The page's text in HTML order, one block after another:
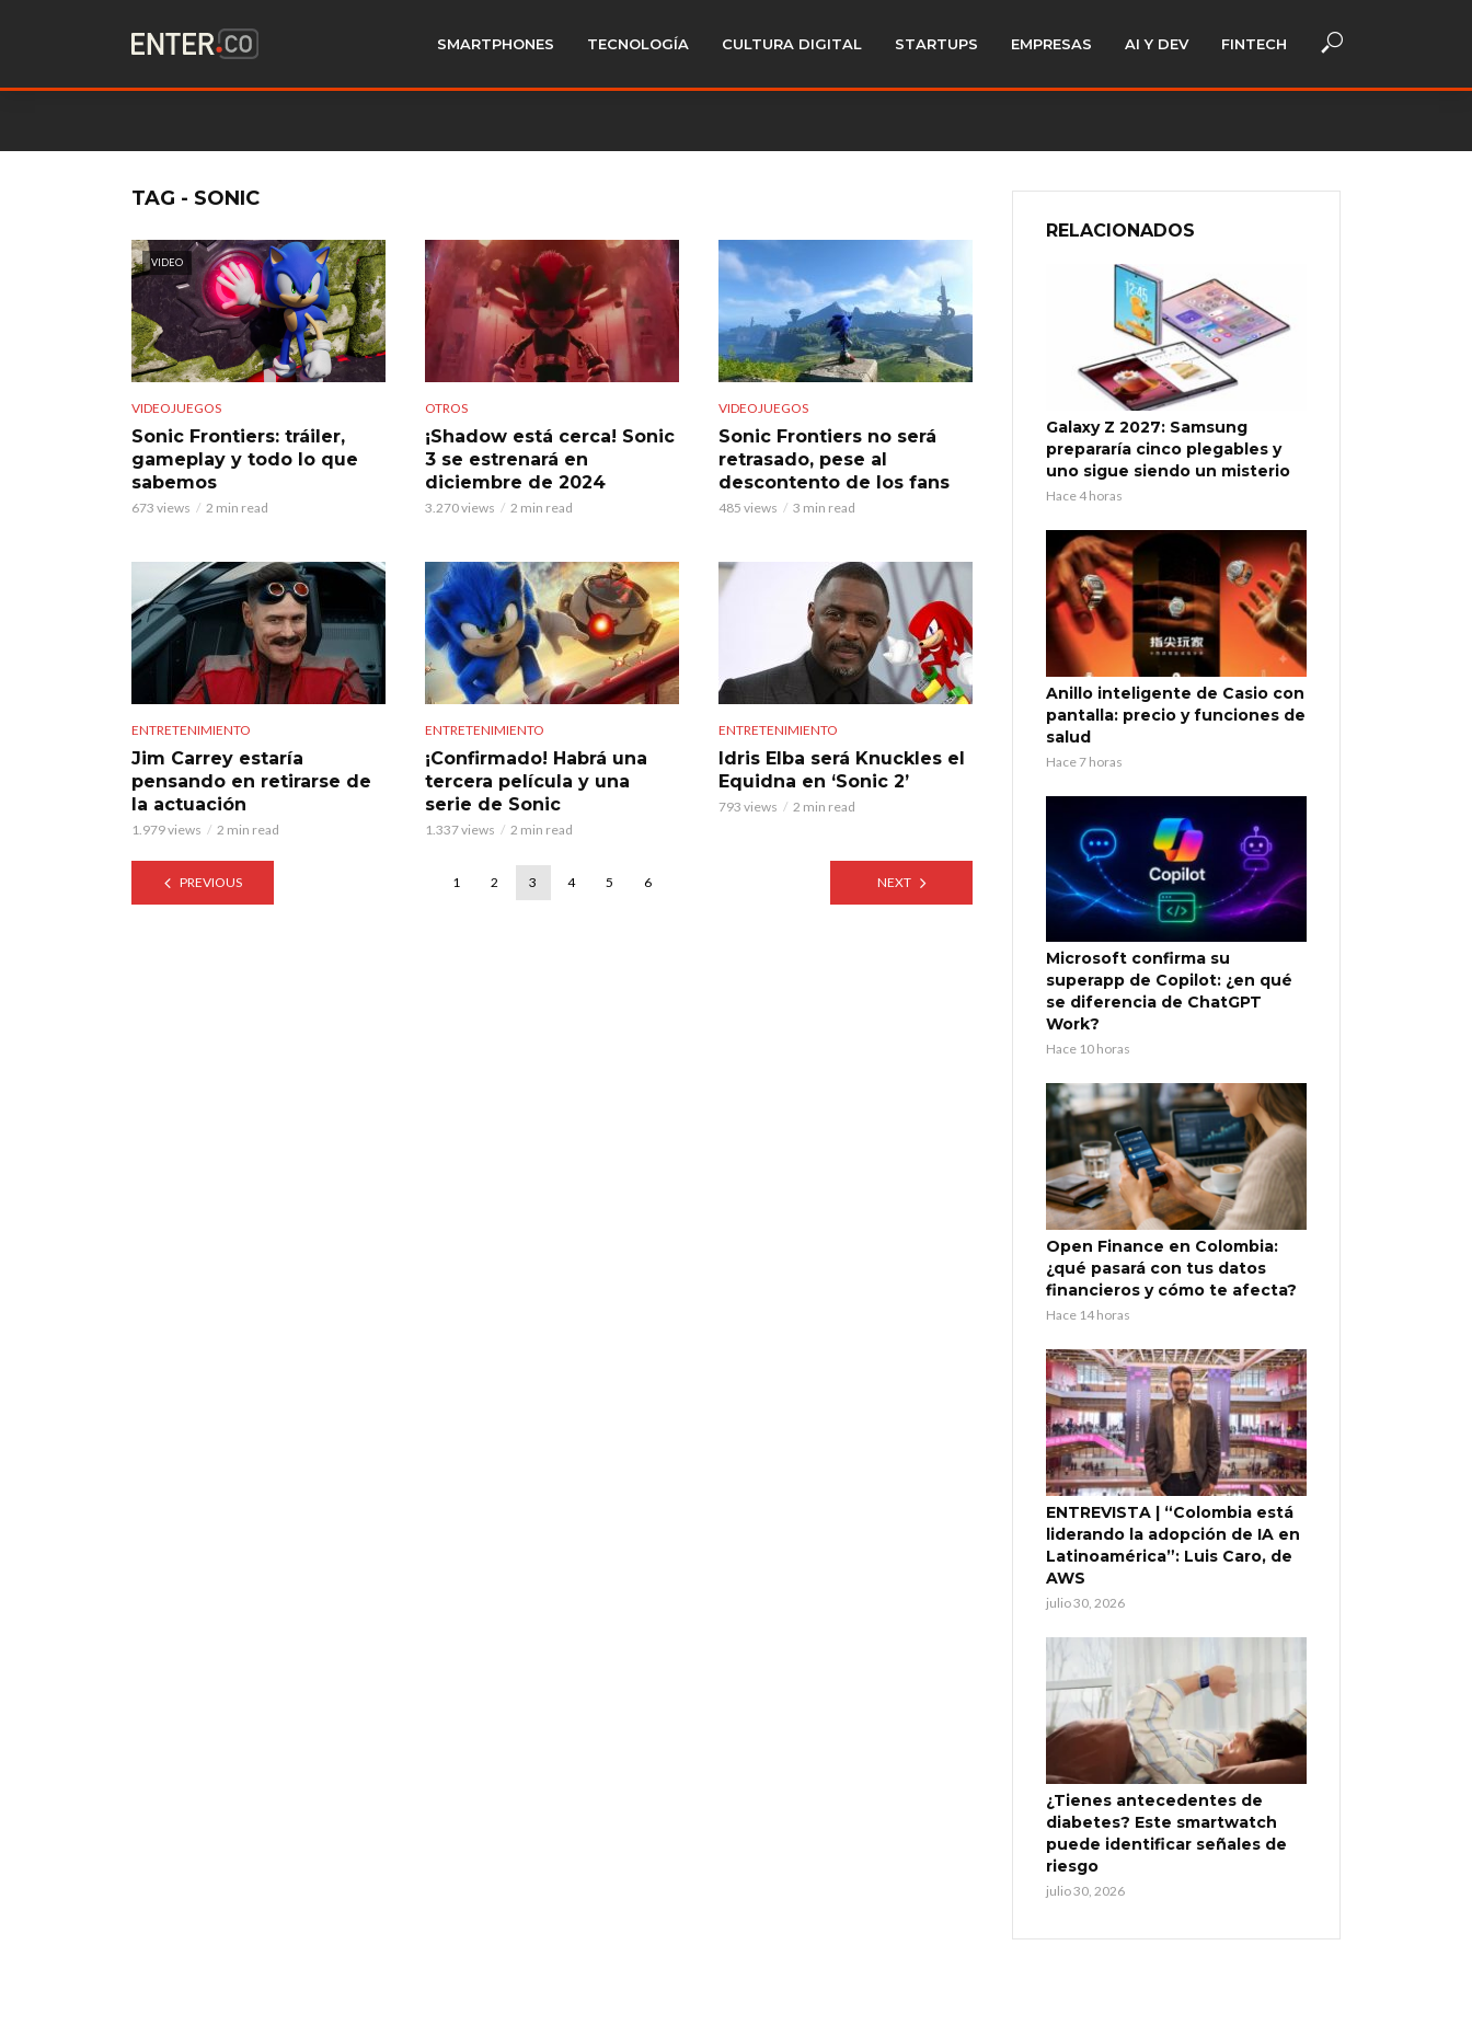
SMARTPHONES TECNOLOGÍA CULTURA DIGITAL STARTUPS EMPRESAS AI Y DEV FINTECH
TAG - SONIC
VIDEO
VIDEOJUEGOS
Sonic Frontiers: tráiler,
gameplay y todo lo que
sabemos
673 views 2 min read
OTROS
¡Shadow está cerca! Sonic
3 se estrenará en
diciembre de 2024
3.270 views 2 min read
VIDEOJUEGOS
Sonic Frontiers no será
retrasado, pese al
descontento de los fans
485 views 3 min read
ENTRETENIMIENTO
Jim Carrey estaría
pensando en retirarse de
la actuación
1.979 views 2 min read
ENTRETENIMIENTO
¡Confirmado! Habrá una
tercera película y una
serie de Sonic
1.337 views 2 min read
ENTRETENIMIENTO
Idris Elba será Knuckles el
Equidna en ‘Sonic 2’
793 views 2 min read
PREVIOUS 1 2 3 4 5 6 NEXT
RELACIONADOS
Galaxy Z 2027: Samsung
prepararía cinco plegables y
uno sigue siendo un misterio
Hace 4 horas
Anillo inteligente de Casio con
pantalla: precio y funciones de
salud
Hace 7 horas
Microsoft confirma su
superapp de Copilot: ¿en qué
se diferencia de ChatGPT
Work?
Hace 10 horas
Open Finance en Colombia:
¿qué pasará con tus datos
financieros y cómo te afecta?
Hace 14 horas
ENTREVISTA | “Colombia está
liderando la adopción de IA en
Latinoamérica”: Luis Caro, de
AWS
julio 30, 2026
¿Tienes antecedentes de
diabetes? Este smartwatch
puede identificar señales de
riesgo
julio 30, 2026